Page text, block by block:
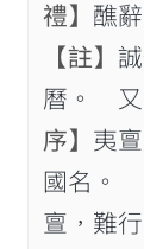
禮】 醮
【註】
曆。 又
序】 夷
國名。
亶，難